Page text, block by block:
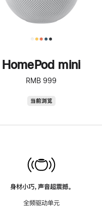
HomePod mini
RMB 999
当前浏览
身材小巧，声音超震撼。
全频驱动单元